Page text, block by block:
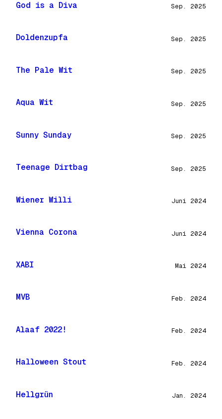
God is a Diva Sep. 2025
Doldenzupfa Sep. 2025
The Pale Wit Sep. 2025
Aqua Wit Sep. 2025
Sunny Sunday Sep. 2025
Teenage Dirtbag Sep. 2025
Wiener Willi Juni 2024
Vienna Corona Juni 2024
XABI Mai 2024
MVB Feb. 2024
Alaaf 2022! Feb. 2024
Halloween Stout Feb. 2024
Hellgrün Jan. 2024